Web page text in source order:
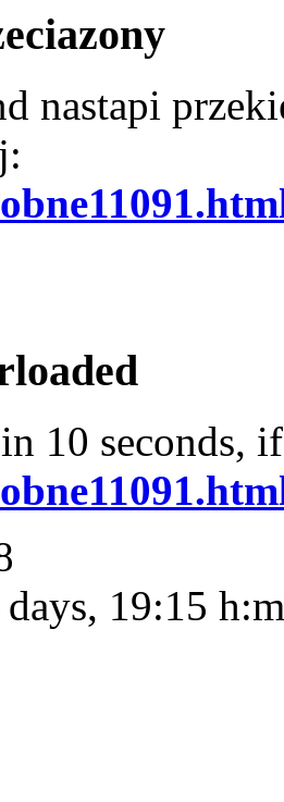
nastapi
10 seconds,
19:15 h:m